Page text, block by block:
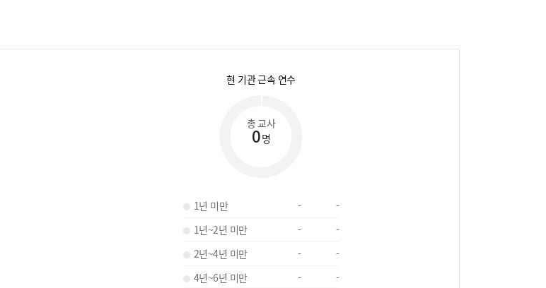
현 기관 근속 연수
총 교사
0명
1년 미만 -
-
1년~2년 미만
-
-
2년~4년 미만
-
-
4년~6년 미만
-
-